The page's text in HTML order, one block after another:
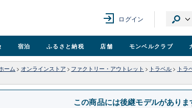
ログイン
宿泊 ふるさと納税 店舗 モンベルクラブ
ーム > オンラインストア > ファクトリー・アウトレット > トラベル > トラ
この商品には後継モデルがありま